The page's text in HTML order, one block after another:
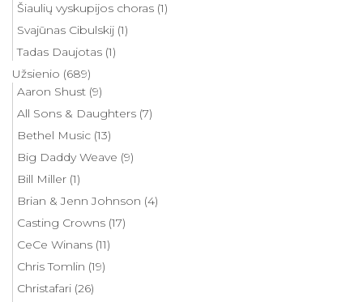
Šiaulių vyskupijos choras (1)
Svajūnas Cibulskij (1)
Tadas Daujotas (1)
Užsienio (689)
Aaron Shust (9)
All Sons & Daughters (7)
Bethel Music (13)
Big Daddy Weave (9)
Bill Miller (1)
Brian & Jenn Johnson (4)
Casting Crowns (17)
CeCe Winans (11)
Chris Tomlin (19)
Christafari (26)